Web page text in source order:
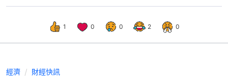
1 0 0 2 0
經濟 財經快訊